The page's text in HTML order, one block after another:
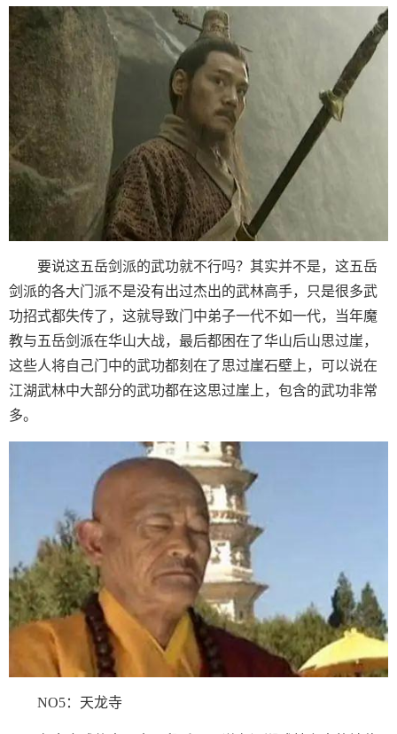
要说这五岳剑派的武功就不行吗？其实并不是，这五岳
剑派的各大门派不是没有出过杰出的武林高手，只是很多武
功招式都失传了，这就导致门中弟子一代不如一代，当年魔
教与五岳剑派在华山大战，最后都困在了华山后山思过崖，
这些人将自己门中的武功都刻在了思过崖石壁上，可以说在
江湖武林中大部分的武功都在这思过崖上，包含的武功非常
多。
NO5：天龙寺